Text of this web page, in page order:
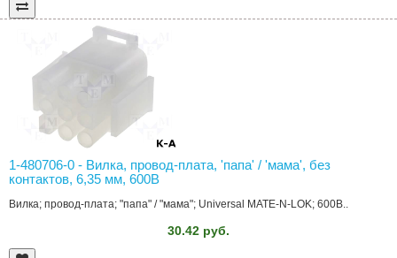
1-480706-0 - Вилка, провод-плата, 'папа' / 'мама', без
контактов, 6,35 мм, 600В
Вилка; провод-плата; "папа" / "мама"; Universal MATE-N-LOK; 600В..
30.42 руб.